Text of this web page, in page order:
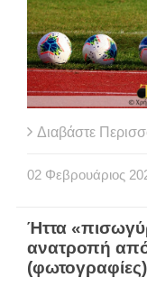
Διαβάστε
02 Φεβρουάριος
Ήττα
ανατροπή
(φωτογραφίες)